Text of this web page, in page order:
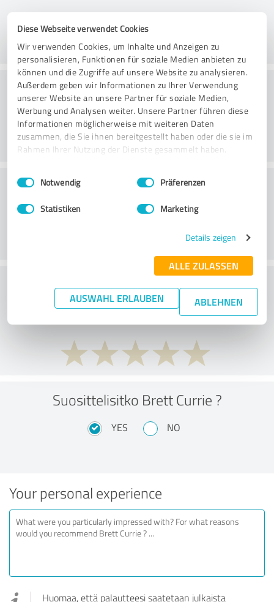
Diese Webseite verwendet Cookies
Wir verwenden Cookies, um Inhalte und Anzeigen zu
personalisieren, Funktionen für soziale Medien anbieten zu
können und die Zugriffe auf unsere Website zu analysieren.
Außerdem geben wir Informationen zu Ihrer Verwendung
unserer Website an unsere Partner für soziale Medien,
Werbung und Analysen weiter. Unsere Partner führen diese
Informationen möglicherweise mit weiteren Daten
zusammen, die Sie ihnen bereitgestellt haben oder die sie im
Rahmen Ihrer Nutzung der Dienste gesammelt haben.
Impressum Datenschutzbestimmungen
Einwilligungsauswahl
Notwendig Präferenzen
Statistiken Marketing
Details zeigen
ALLE ZULASSEN
AUSWAHL ERLAUBEN ABLEHNEN
Konsultointi
Asiakaspalvelu
What do you think of the price to
performance ratio?
Suosittelisitko Brett Currie ?
YES NO
Your personal experience
Huomaa, että palautteesi saatetaan julkaista